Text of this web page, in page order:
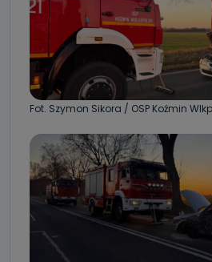
Fot. Szymon Sikora / OSP Koźmin